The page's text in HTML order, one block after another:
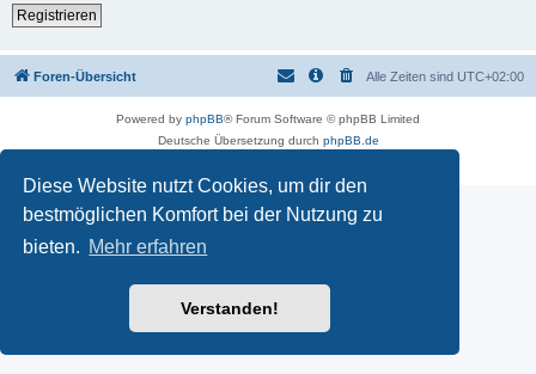
Diese Website nutzt Cookies, um dir den
bestmöglichen Komfort bei der Nutzung zu
bieten. Mehr erfahren
Verstanden!
Registrieren
Foren-Übersicht Alle Zeiten sind UTC+02:00
Powered by phpBB® Forum Software © phpBB Limited
Deutsche Übersetzung durch phpBB.de